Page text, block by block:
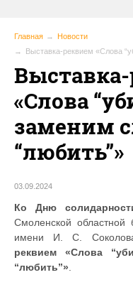
Главная
Новости
Выставка-реквием «Слова
«Слова
заменим
“любить”»
03.09.2024
Ко Дню
Смоленской
имени И. С.
реквием «Слова
“любить”»